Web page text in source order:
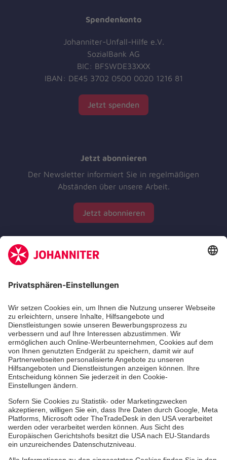
Spendenkonto
Johanniter-Unfall-Hilfe e.V.
SozialBank AG
BIC: BFSWDE33XXX
IBAN: DE45 3702 0500 0020 1216 81
Jetzt spenden
Jetzt abonnieren
Der Newsletter informiert Sie in regelmäßigen
Abständen über unsere Arbeit.
Jetzt abonnieren
Zertifizierung der Johanniter-Unfall-Hilfe e.V.
Aus- & Fortbildungen
Erste-Hilfe-Kurse
Jobs & Ehrenamt
Freiwilligendienst
Spendenprojekte
Einrichtungen